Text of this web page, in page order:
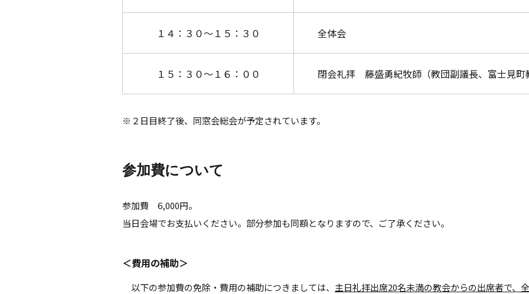
１４：３０～１５：３０ 全体会
１５：３０～１６：００ 閉会礼拝 藤盛勇紀牧師（教団副議長、富士見町
※２日目終了後、同窓会総会が予定されています。
参加費について
参加費 6,000円。
当日会場でお支払いください。部分参加も同額となりますので、ご了承ください。
＜費用の補助＞
以下の参加費の免除・費用の補助につきましては、 主日礼拝出席20名未満の教会からの出席者で、